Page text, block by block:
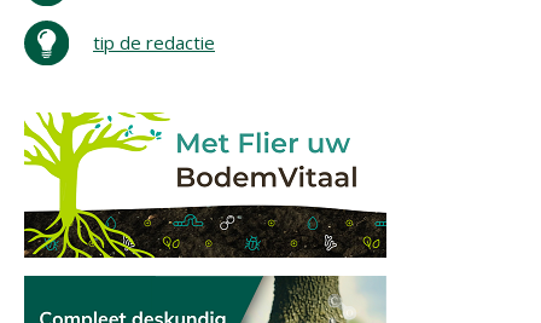
tip de redactie